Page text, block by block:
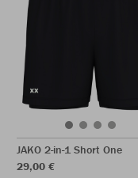
JAKO 2-in-1 Short One
29,00 €